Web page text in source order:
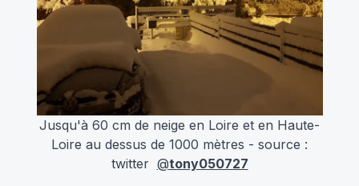
Jusqu'à 60 cm de neige en Loire et en Haute-
Loire au dessus de 1000 mètres - source :
twitter @tony050727